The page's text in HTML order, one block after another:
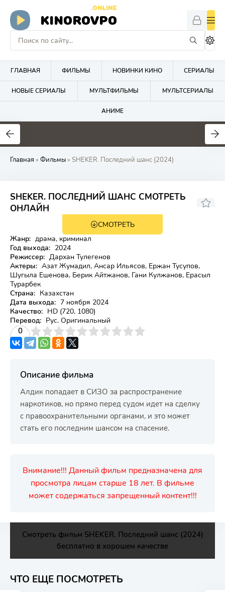
KINOROVPO
.ONLINE
ГЛАВНАЯ ФИЛЬМЫ НОВИНКИ КИНО СЕРИАЛЫ
НОВЫЕ СЕРИАЛЫ МУЛЬТФИЛЬМЫ МУЛЬТСЕРИАЛЫ
АНИМЕ
Главная » Фильмы» SHEKER. Последний шанс (2024)
SHEKER. ПОСЛЕДНИЙ ШАНС СМОТРЕТЬ
ОНЛАЙН
6.7
СМОТРЕТЬ
Жанр: драма, криминал
Год выхода: 2024
Режиссер: Дархан Тулегенов
Актеры: Азат Жумадил, Ансар Ильясов, Ержан Тусупов,
Шугыла Ешенова, Берик Айтжанов, Гани Кулжанов, Ерасыл
Турарбек
Страна: Казахстан
Дата выхода: 7 ноября 2024
Качество: HD (720, 1080)
Перевод: Рус. Оригинальный
0
4 5 6 7 8 9 10
Описание фильма
Алдик попадает в СИЗО за распространение
наркотиков, но прямо перед судом идет на сделку
с правоохранительными органами, и это может
стать его последним шансом на спасение.
Внимание!!! Данный фильм предназначена для
просмотра лицам старше 18 лет. В фильме
может содержаться запрещенный контент!!!
Смотреть фильм SHEKER. Последний шанс (2024)
бесплатно в хорошем качестве
ЧТО ЕЩЕ ПОСМОТРЕТЬ